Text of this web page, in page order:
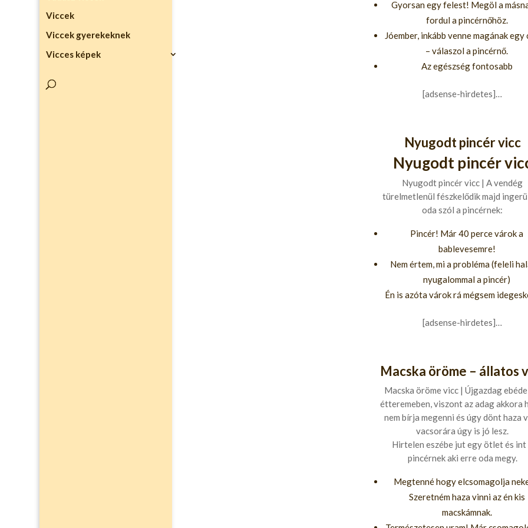
Viccek
Viccek gyerekeknek
Vicces képek
Gyorsan egy felest! Megöl a
fordul a pincérnőhöz.
Jóember, inkább venne magának egy
– válaszol a pincérnő.
Az egészség fontosabb
[adsense-hirdetes]…
Nyugodt pincér vicc
Nyugodt pincér
Nyugodt pincér vicc | A vendég
türelmetlenül fészkelődik majd
oda szól a pincérnek:
Pincér! Már 40 perce várok a
bablevesemre!
Nem értem, mi a probléma (feleli
nyugalommal a pincér)
Én is azóta várok rá mégsem
[adsense-hirdetes]…
Macska öröme – állatos
Macska öröme vicc | Újgazdag
étteremeben, viszont az adag akkora
nem bírja megenni és úgy dönt haza
vacsorára úgy is jó lesz.
Hirtelen eszébe jut egy ötlet és int
pincérnek aki erre oda megy.
Megtenné hogy elcsomagolja
Szeretném haza vinni az én kis
macskámnak.